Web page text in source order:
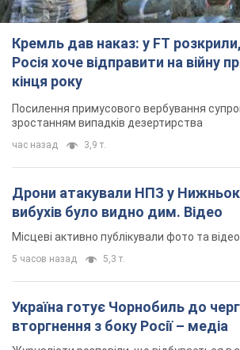
Дрони атакували НПЗ у
вибухів було видно дим. Відео
Місцеві активно публікували фото та відео
5 часов назад
Україна готує Чорнобиль до
вторгнення з боку Росії – медіа
Журналісти розповіли, що відбувається в
8 часов назад 19,0 т.